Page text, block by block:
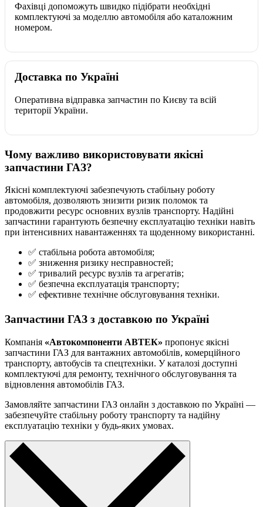
Фахівці допоможуть швидко підібрати необхідні
комплектуючі за моделлю автомобіля або каталожним
номером.
Доставка по Україні
Оперативна відправка запчастин по Києву та всій
території України.
Чому важливо використовувати якісні
запчастини ГАЗ?
Якісні комплектуючі забезпечують стабільну роботу
автомобіля, дозволяють знизити ризик поломок та
продовжити ресурс основних вузлів транспорту. Надійні
запчастини гарантують безпечну експлуатацію техніки навіть
при інтенсивних навантаженнях та щоденному використанні.
✅ стабільна робота автомобіля;
✅ зниження ризику несправностей;
✅ тривалий ресурс вузлів та агрегатів;
✅ безпечна експлуатація транспорту;
✅ ефективне технічне обслуговування техніки.
Запчастини ГАЗ з доставкою по Україні
Компанія «Автокомпоненти АВТЕК» пропонує якісні
запчастини ГАЗ для вантажних автомобілів, комерційного
транспорту, автобусів та спецтехніки. У каталозі доступні
комплектуючі для ремонту, технічного обслуговування та
відновлення автомобілів ГАЗ.
Замовляйте запчастини ГАЗ онлайн з доставкою по Україні —
забезпечуйте стабільну роботу транспорту та надійну
експлуатацію техніки у будь-яких умовах.